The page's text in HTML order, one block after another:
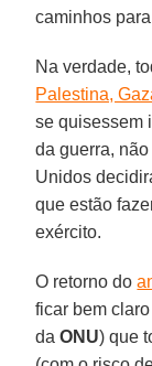
caminhos para
Na verdade,
Palestina,
se quisessem
da guerra,
Unidos
que estão
exército.
O retorno do
ficar bem
daONU) que